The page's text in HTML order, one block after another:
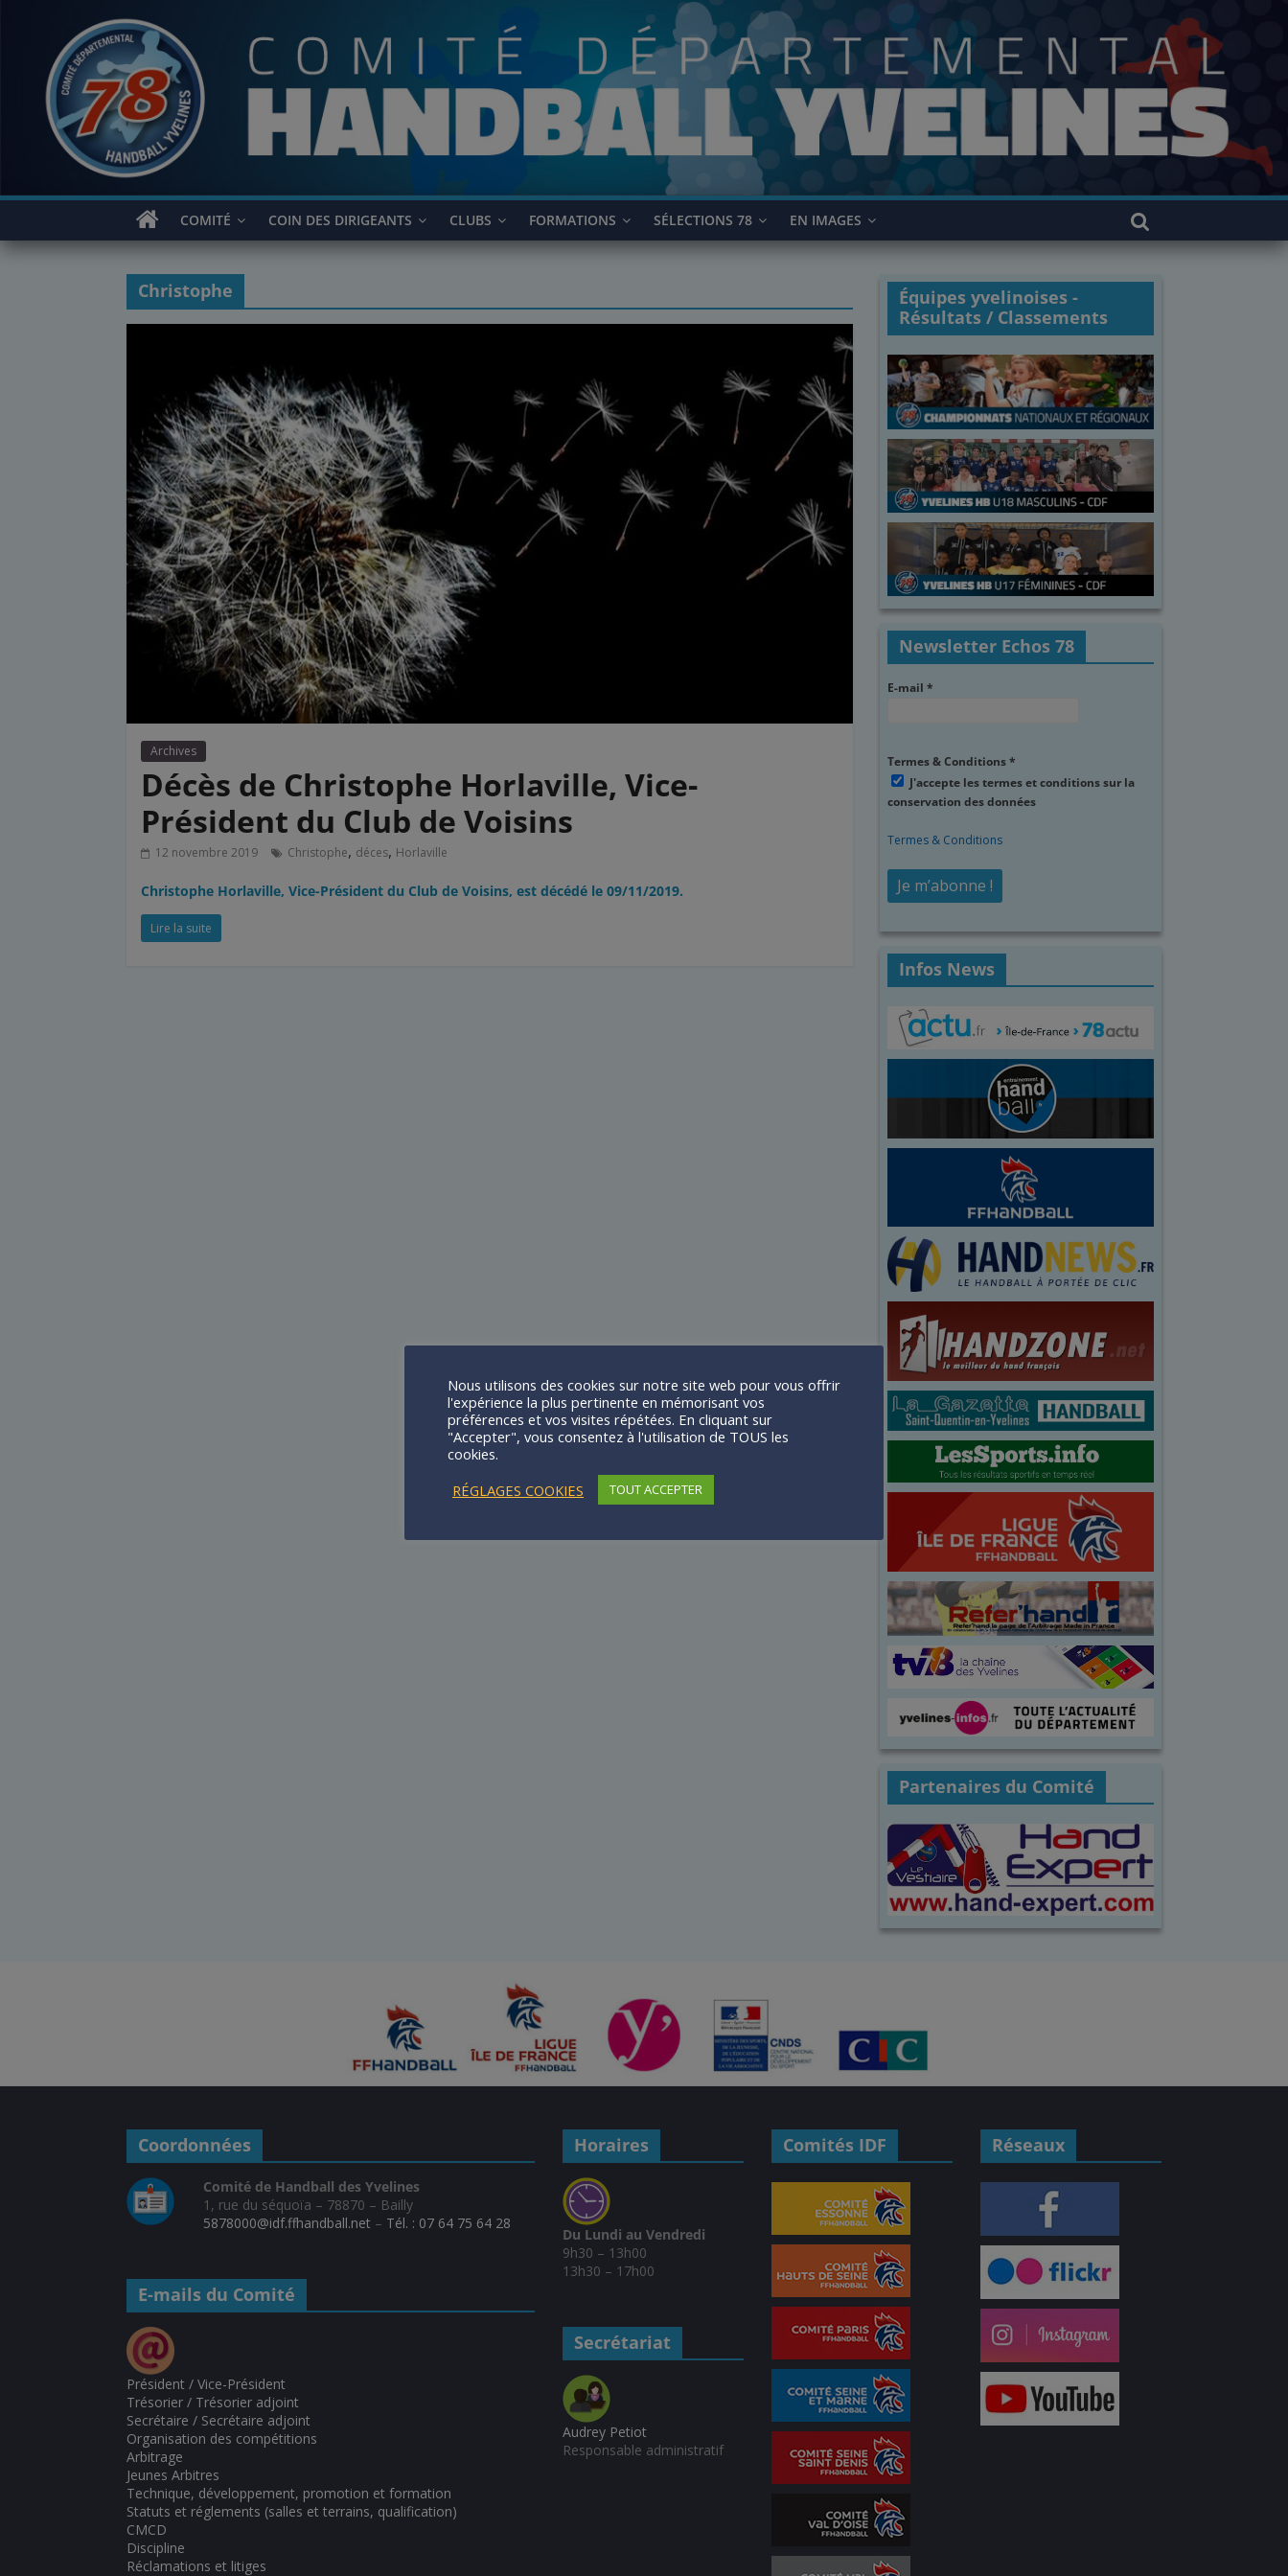
contenu
COMITÉ COIN DES DIRIGEANTS CLUBS FORMATIONS SÉLECTIONS 78 EN IMAGES
Christophe
Archives
Décès de Christophe Horlaville, Vice-
Président du Club de Voisins
12 novembre 2019 Christophe, déces, Horlaville
Christophe Horlaville, Vice-Président du Club de Voisins, est décédé le 09/11/2019.
Lire la suite
Équipes yvelinoises -
Résultats / Classements
Newsletter Echos 78
E-mail*
Termes & Conditions*
J'accepte les termes et conditions sur la
conservation des données
Termes & Conditions
Infos News
Partenaires du Comité
Coordonnées
Comité de Handball des Yvelines
1, rue du séquoïa – 78870 – Bailly
5878000@idf.ffhandball.net – Tél. : 07 64 75 64 28
E-mails du Comité
Président / Vice-Président
Trésorier / Trésorier adjoint
Secrétaire / Secrétaire adjoint
Organisation des compétitions
Arbitrage
Jeunes Arbitres
Technique, développement, promotion et formation
Statuts et réglements (salles et terrains, qualification)
CMCD
Discipline
Réclamations et litiges
Horaires
Du Lundi au Vendredi
9h30 – 13h00
13h30 – 17h00
Secrétariat
Audrey Petiot
Responsable administratif
Comités IDF Réseaux
Nous utilisons des cookies sur notre site web pour vous offrir
l'expérience la plus pertinente en mémorisant vos
préférences et vos visites répétées. En cliquant sur
"Accepter", vous consentez à l'utilisation de TOUS les
cookies.
RÉGLAGES COOKIES
TOUT ACCEPTER